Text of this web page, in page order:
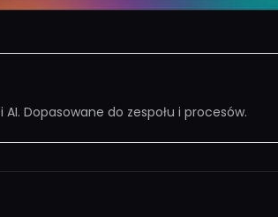
Dopasowane do zespołu i procesów.